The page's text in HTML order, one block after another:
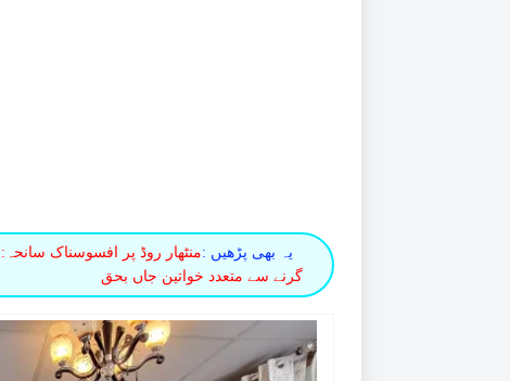
یہ بھی پڑھیں :منٹھار روڈ پر افسوسناک
گرنے سے متعدد خواتین جاں بحق